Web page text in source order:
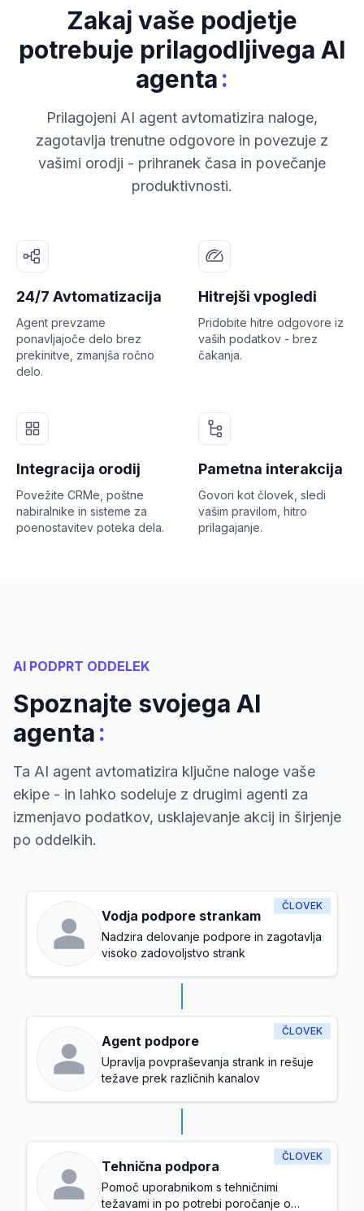
Zakaj vaše podjetje
potrebuje prilagodljivega AI
agenta:
Prilagojeni AI agent avtomatizira naloge,
zagotavlja trenutne odgovore in povezuje z
vašimi orodji - prihranek časa in povečanje
produktivnosti.
24/7 Avtomatizacija
Agent prevzame
ponavljajoče delo brez
prekinitve, zmanjša ročno
delo.
Hitrejši vpogledi
Pridobite hitre odgovore iz
vaših podatkov - brez
čakanja.
Integracija orodij
Povežite CRMe, poštne
nabiralnike in sisteme za
poenostavitev poteka dela.
Pametna interakcija
Govori kot človek, sledi
vašim pravilom, hitro
prilagajanje.
AI PODPRT ODDELEK
Spoznajte svojega AI
agenta:
Ta AI agent avtomatizira ključne naloge vaše
ekipe - in lahko sodeluje z drugimi agenti za
izmenjavo podatkov, usklajevanje akcij in širjenje
po oddelkih.
ČLOVEK
Vodja podpore strankam
Nadzira delovanje podpore in zagotavlja
visoko zadovoljstvo strank
ČLOVEK
Agent podpore
Upravlja povpraševanja strank in rešuje
težave prek različnih kanalov
ČLOVEK
Tehnična podpora
Pomoč uporabnikom s tehničnimi
težavami in po potrebi poročanje o